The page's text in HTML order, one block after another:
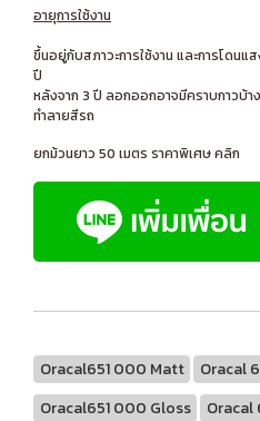
อายุการใช้งาน
ขึ้นอยู่กับสภาวะการใช้งาน และการโดน
ปี
หลังจาก 3 ปี ลอกออกอาจมีคราบกาวบ้า
ทำลายสีรถ
ยกม้วนยาว 50 เมตร ราคาพิเศษ คลิก
Oracal651 000 Matt
Oracal
Oracal651 000 Gloss
Oracal